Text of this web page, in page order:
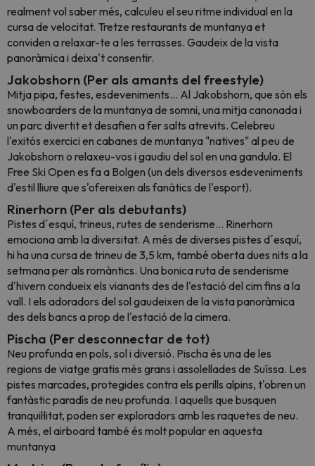
realment vol saber més, calculeu el seu ritme individual en la
cursa de velocitat. Tretze restaurants de muntanya et
conviden a relaxar-te a les terrasses. Gaudeix de la vista
panoràmica i deixa't consentir.
Jakobshorn (Per als amants del freestyle)
Mitja pipa, festes, esdeveniments... Al Jakobshorn, que són els
snowboarders de la muntanya de somni, una mitja canonada i
un parc divertit et desafien a fer salts atrevits. Celebreu
l'exitós exercici en cabanes de muntanya "natives" al peu de
Jakobshorn o relaxeu-vos i gaudiu del sol en una gandula. El
Free Ski Open es fa a Bolgen (un dels diversos esdeveniments
d'estil lliure que s'ofereixen als fanàtics de l'esport).
Rinerhorn (Per als debutants)
Pistes d´esquí, trineus, rutes de senderisme... Rinerhorn
emociona amb la diversitat. A més de diverses pistes d´esquí,
hi ha una cursa de trineu de 3,5 km, també oberta dues nits a la
setmana per als romàntics. Una bonica ruta de senderisme
d'hivern condueix els vianants des de l'estació del cim fins a la
vall. I els adoradors del sol gaudeixen de la vista panoràmica
des dels bancs a prop de l'estació de la cimera.
Pischa (Per desconnectar de tot)
Neu profunda en pols, sol i diversió. Pischa és una de les
regions de viatge gratis més grans i assolellades de Suïssa. Les
pistes marcades, protegides contra els perills alpins, t'obren un
fantàstic paradís de neu profunda. I aquells que busquen
tranquil·litat, poden ser exploradors amb les raquetes de neu.
A més, el airboard també és molt popular en aquesta
muntanya